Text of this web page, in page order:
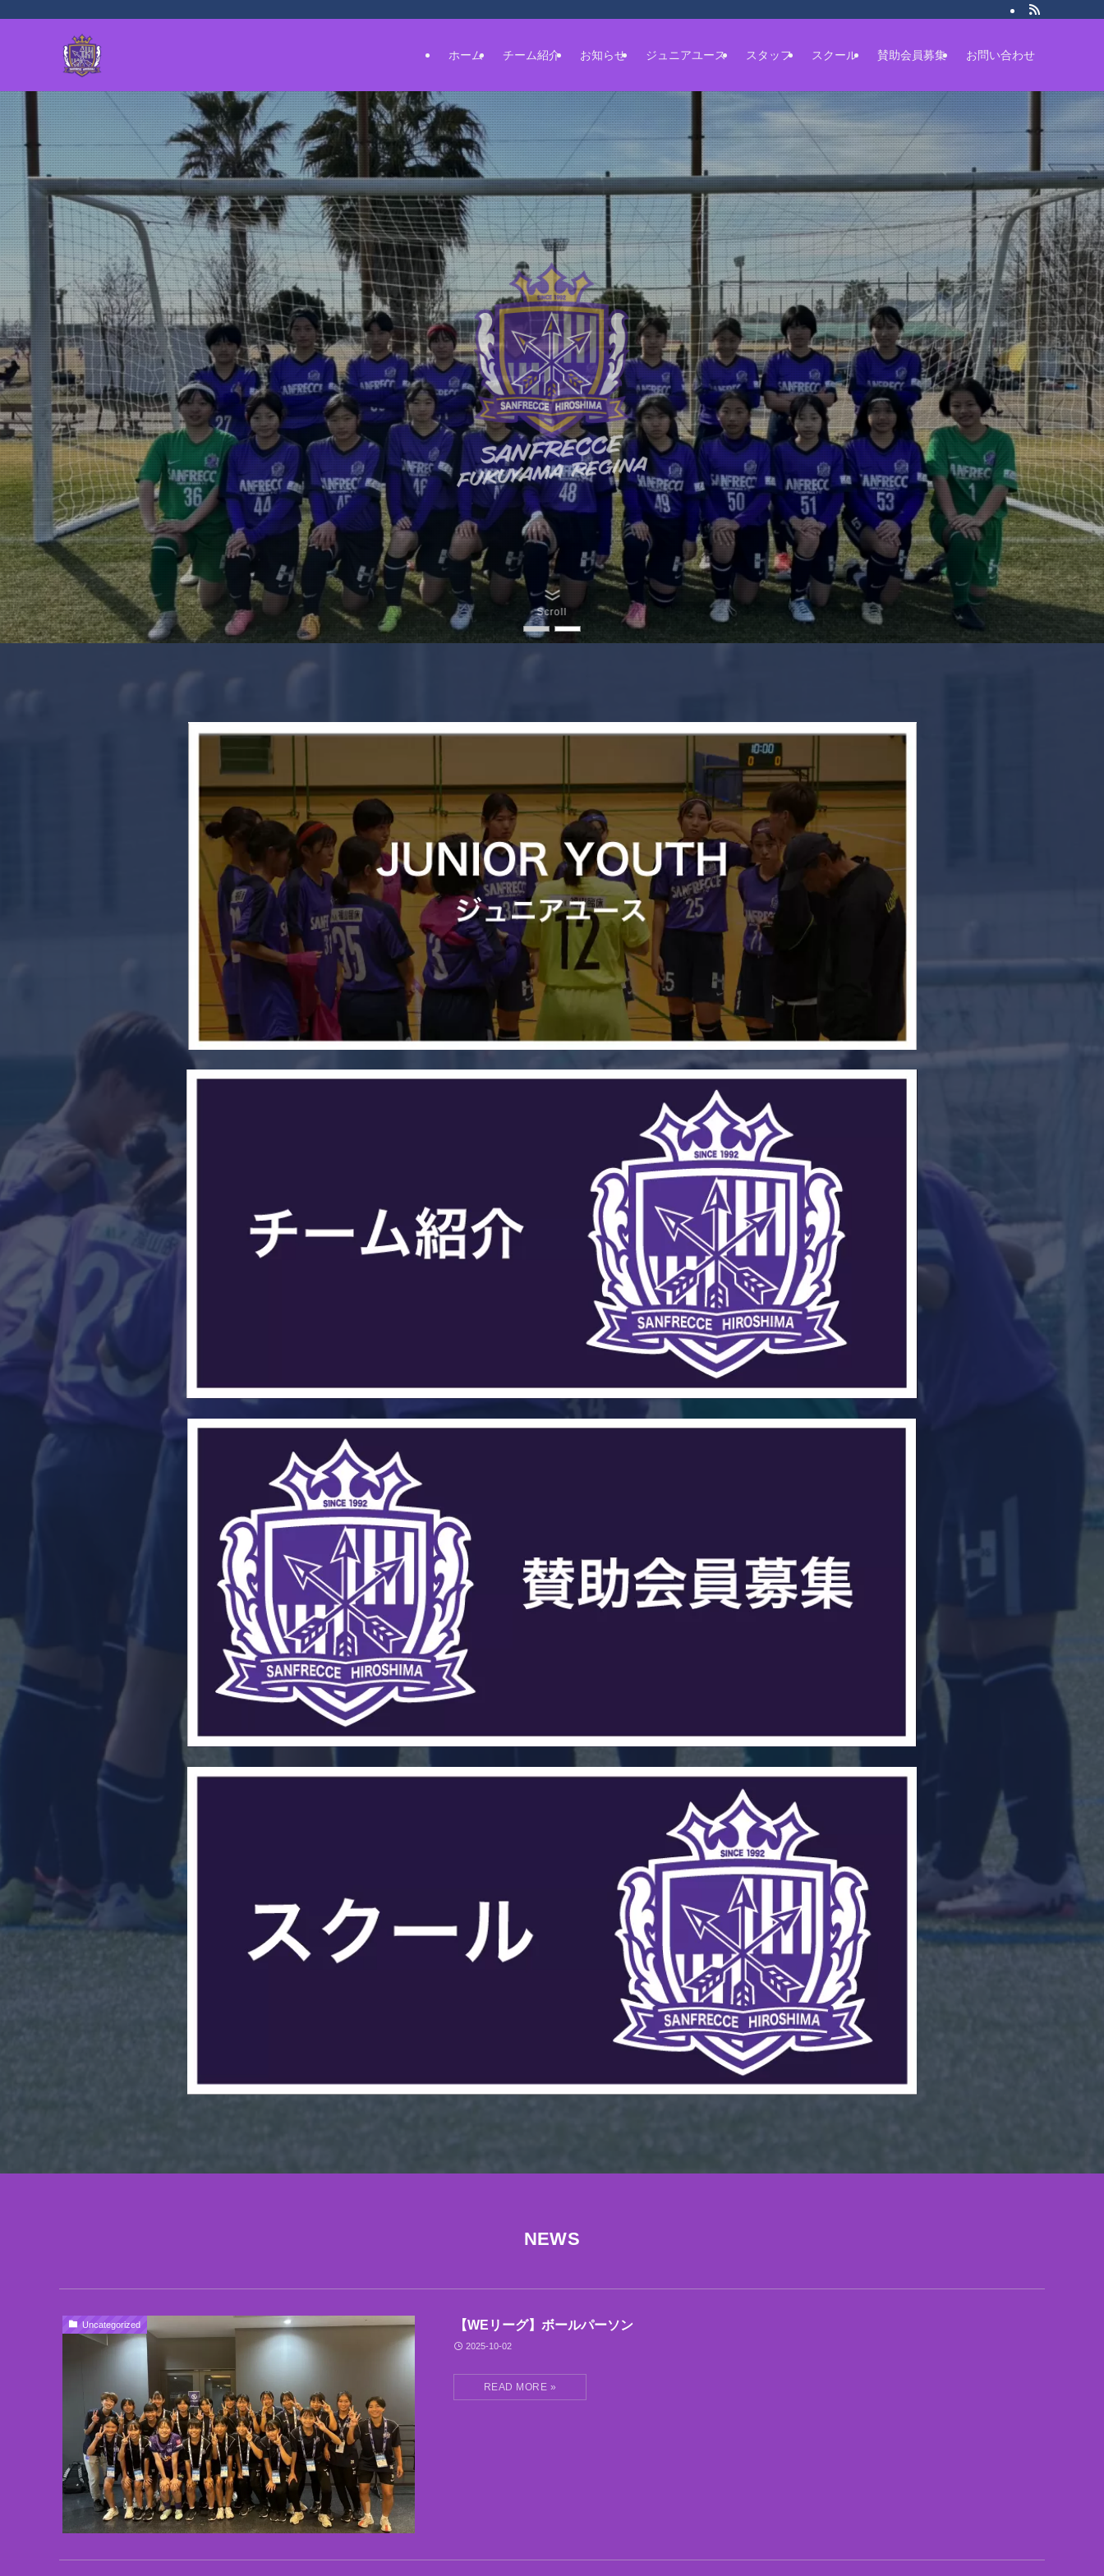
ホーム チーム紹介 お知らせ ジュニアユース スタッフ スクール 賛助会員募集 お問い合わせ
Scroll
NEWS
Uncategorized 【WEリーグ】ボールパーソン
2025-10-02